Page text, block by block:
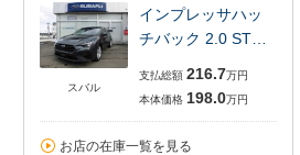
スバル
インプレッサハッ
チバック 2.0 ST…
支払総額 216.7万円
本体価格 198.0万円
お店の在庫一覧を見る